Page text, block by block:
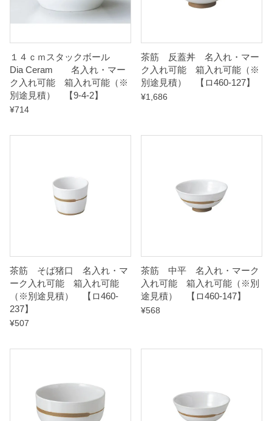
0
-
0
7
i
t
１４ｃｍスタックボール
Dia Ceram 名入れ・マー
ク入れ可能 箱入れ可能（※
別途見積） 【9-4-2】
¥714
茶筋 反蓋丼 名入れ・マー
ク入れ可能 箱入れ可能（※
別途見積） 【ロ460-127】
¥1,686
茶筋 そば猪口 名入れ・マ
ーク入れ可能 箱入れ可能
（※別途見積） 【ロ460-
237】
¥507
茶筋 中平 名入れ・マーク
入れ可能 箱入れ可能（※別
途見積） 【ロ460-147】
¥568